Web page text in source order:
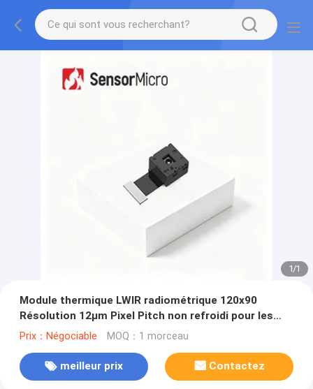
1/1
Module thermique LWIR radiométrique 120x90
Résolution 12μm Pixel Pitch non refroidi pour les
applications AIoT
Prix：Négociable MOQ：1 morceau
meilleur prix Contactez